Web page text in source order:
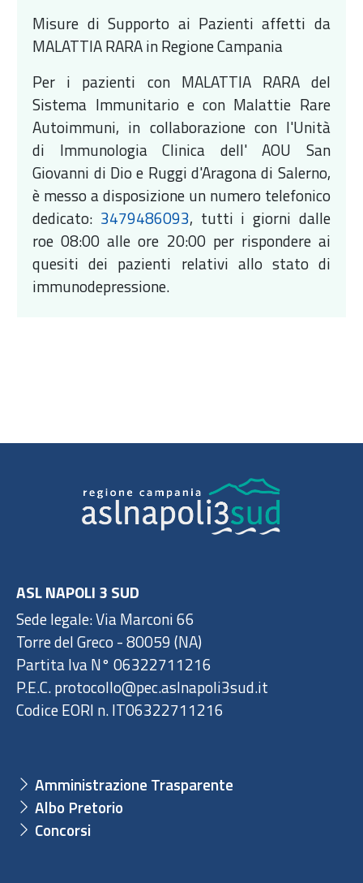
Misure di Supporto ai Pazienti affetti da
MALATTIA RARA in Regione Campania
Per i pazienti con MALATTIA RARA del
Sistema Immunitario e con Malattie Rare
Autoimmuni, in collaborazione con l'Unità
di Immunologia Clinica dell' AOU San
Giovanni di Dio e Ruggi d'Aragona di Salerno,
è messo a disposizione un numero telefonico
dedicato: 3479486093, tutti i giorni dalle
roe 08:00 alle ore 20:00 per rispondere ai
quesiti dei pazienti relativi allo stato di
immunodepressione.
ASL NAPOLI 3 SUD
Sede legale: Via Marconi 66
Torre del Greco - 80059 (NA)
Partita Iva N° 06322711216
P.E.C. protocollo@pec.aslnapoli3sud.it
Codice EORI n. IT06322711216
Amministrazione Trasparente
Albo Pretorio
Concorsi